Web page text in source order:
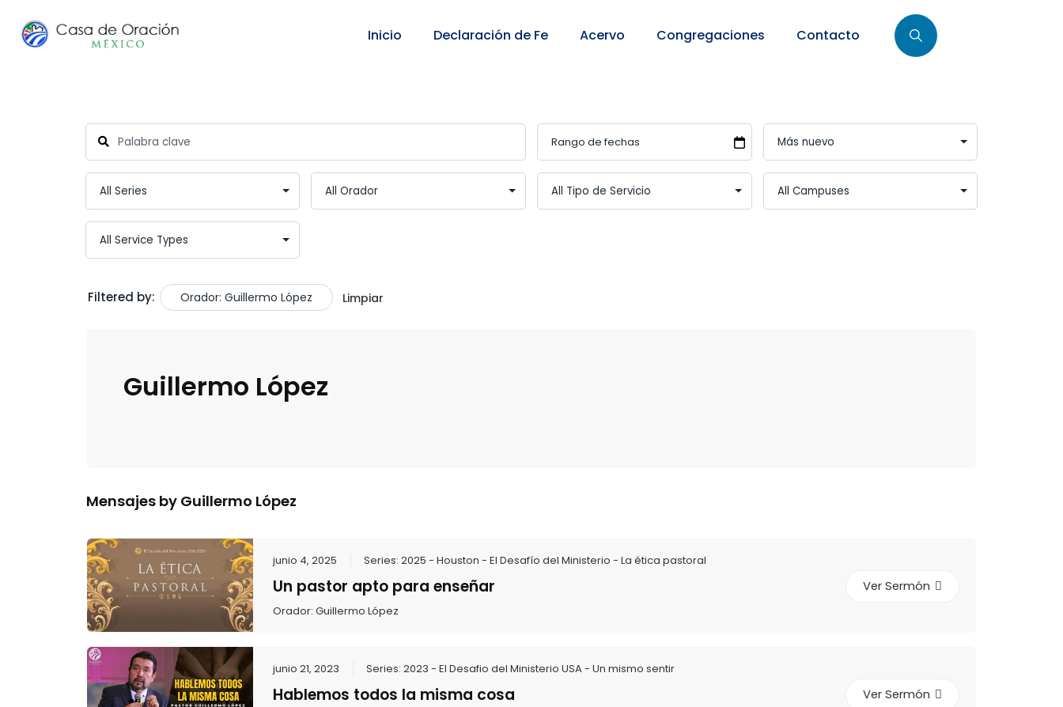
Inicio Declaración de Fe Acervo Congregaciones Contacto
Filtered by: Orador: Guillermo López Limpiar
Guillermo López
Mensajes by Guillermo López
junio 4, 2025 Series: 2025 - Houston - El Desafío del Ministerio - La ética pastoral
Un pastor apto para enseñar
Orador: Guillermo López
Ver Sermón
junio 21, 2023 Series: 2023 - El Desafio del Ministerio USA - Un mismo sentir
Hablemos todos la misma cosa Ver Sermón